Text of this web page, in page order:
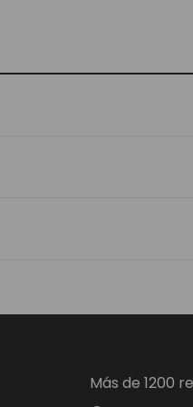
Más de 1200